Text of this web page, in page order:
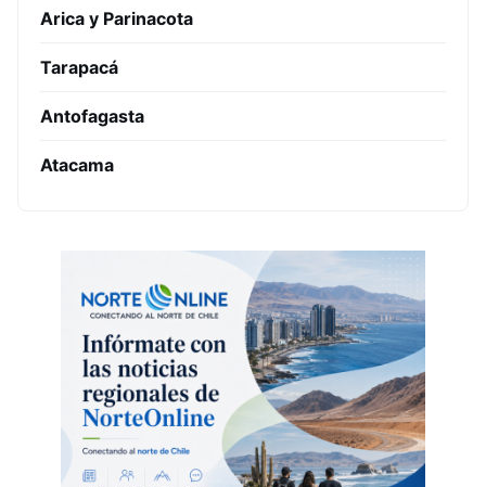
Arica y Parinacota
Tarapacá
Antofagasta
Atacama